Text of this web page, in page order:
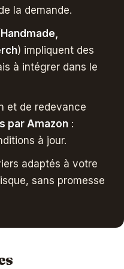
la demande.
Handmade,
) impliquent des
à intégrer dans le
et de redevance
par Amazon :
à jour.
adaptés à votre
sans promesse